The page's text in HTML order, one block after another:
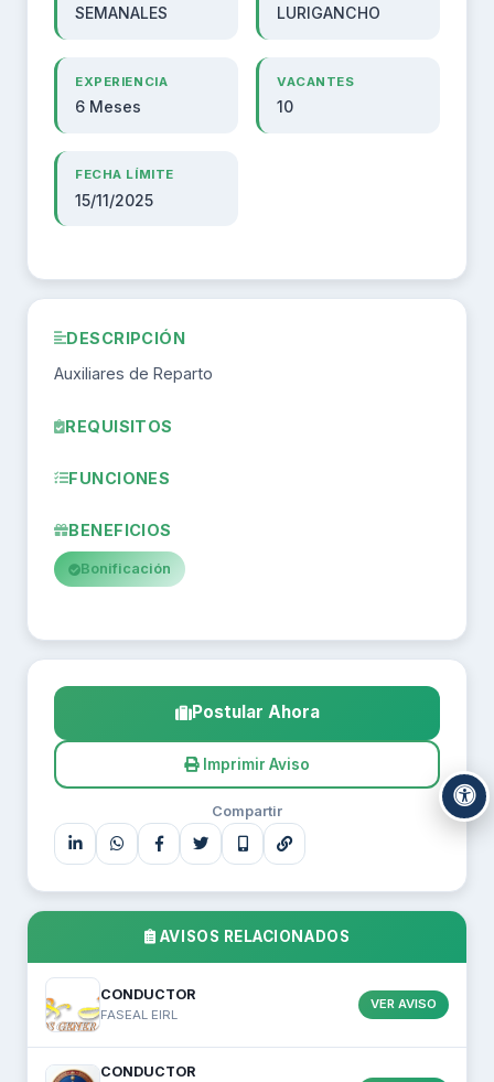
SEMANALES
LURIGANCHO
EXPERIENCIA
6 Meses
VACANTES
10
FECHA LÍMITE
15/11/2025
DESCRIPCIÓN
Auxiliares de Reparto
REQUISITOS
FUNCIONES
BENEFICIOS
Bonificación
Postular Ahora
Imprimir Aviso
Compartir
AVISOS RELACIONADOS
CONDUCTOR
FASEAL EIRL
VER AVISO
CONDUCTOR